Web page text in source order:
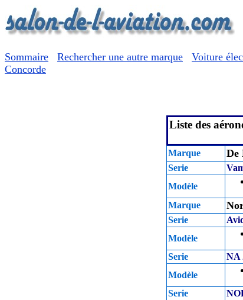
Sommaire Rechercher une autre marque Voiture
Concorde
Liste des
Marque De
Serie
Modèle
Marque
Serie
Modèle
Serie
NA
Modèle
Serie